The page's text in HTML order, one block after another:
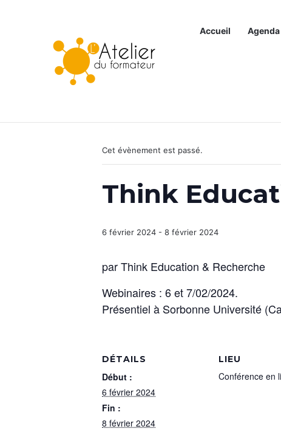
Accueil Agenda
Articles à la une
Cet évènement est passé.
Think
6 février 2024 - 8 février 2024
par Think Education & Recherche
Webinaires : 6 et 7/02/2024.
Présentiel à Sorbonne Université
DÉTAILS
Début :
6 février 2024
Fin :
8 février 2024
LIEU
Conférence en